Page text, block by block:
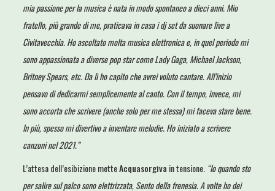
mia passione per la musica è nata in modo spontaneo a dieci anni. Mio
fratello, più grande di me, praticava in casa i dj set da suonare live a
Civitavecchia. Ho ascoltato molta musica elettronica e, in quel periodo mi
sono appassionata a diverse pop star come Lady Gaga, Michael Jackson,
Britney Spears, etc. Da lì ho capito che avrei voluto cantare. All’inizio
pensavo di dedicarmi semplicemente al canto. Con il tempo, invece, mi
sono accorta che scrivere (anche solo per me stessa) mi faceva stare bene.
In più, spesso mi divertivo a inventare melodie. Ho iniziato a scrivere
canzoni nel 2021.”
L’attesa dell’esibizione metteAcquasorgiva in tensione. “Io quando sto
per salire sul palco sono elettrizzata, Sento della frenesia. A volte ho dei